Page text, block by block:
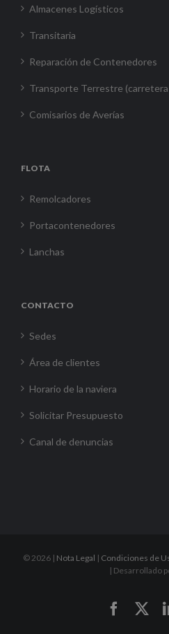
Almacenes Logísticos
Transitaria
Reparación de Contenedores
Transporte Terrestre
Comisarios de Averías
FLOTA
Remolcadores
Portacontenedores
Lanchas
CONTACTO
Sedes
Área de clientes
Horario de la naviera
Solicitar Presupuesto
Canal de denuncias
© 2026 | Nota Legal | Condiciones de
| Desarrollado